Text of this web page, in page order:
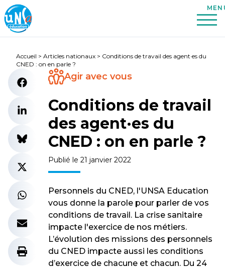
Accueil > Articles nationaux > Conditions de travail des agent·es du
CNED : on en parle ?
Agir avec vous
Conditions de travail
des agent·es du
CNED : on en parle ?
Publié le 21 janvier 2022
Personnels du CNED, l'UNSA Education
vous donne la parole pour parler de vos
conditions de travail. La crise sanitaire
impacte l'exercice de nos métiers.
L’évolution des missions des personnels
du CNED impacte aussi les conditions
d’exercice de chacune et chacun. Du 24